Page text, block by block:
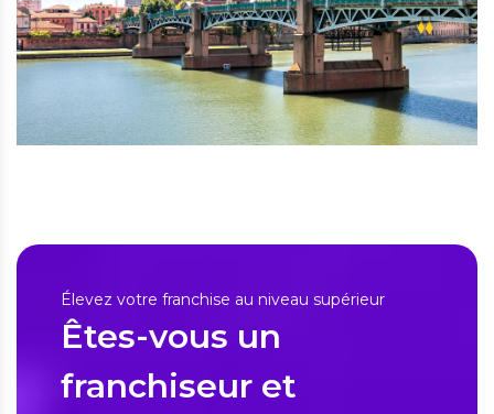
Élevez votre franchise au niveau supérieur
Êtes-vous un
franchiseur et